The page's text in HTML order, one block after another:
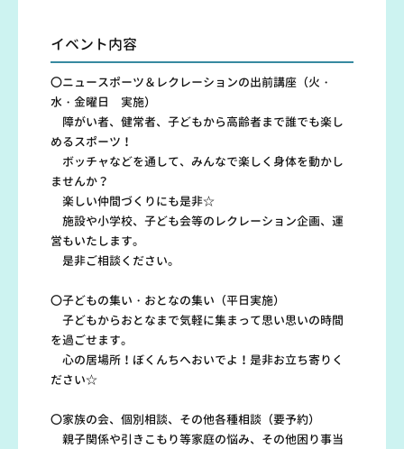
イベント内容
〇ニュースポーツ＆レクレーションの出前講座（火・
水・金曜日 実施）
障がい者、健常者、子どもから高齢者まで誰でも楽し
めるスポーツ！
ボッチャなどを通して、みんなで楽しく身体を動かし
ませんか？
楽しい仲間づくりにも是非☆
施設や小学校、子ども会等のレクレーション企画、運
営もいたします。
是非ご相談ください。
〇子どもの集い・おとなの集い（平日実施）
子どもからおとなまで気軽に集まって思い思いの時間
を過ごせます。
心の居場所！ぼくんちへおいでよ！是非お立ち寄りく
ださい☆
〇家族の会、個別相談、その他各種相談（要予約）
親子関係や引きこもり等家庭の悩み、その他困り事当